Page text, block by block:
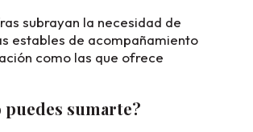
subrayan la necesidad de
estables de acompañamiento
como las que ofrece
puedes sumarte?